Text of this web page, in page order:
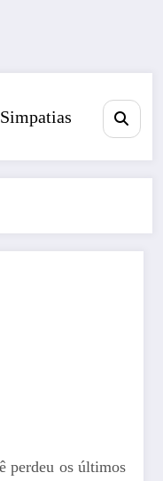
Simpatias
perdeu os últimos